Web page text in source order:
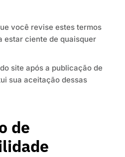
você revise estes termos
estar ciente de quaisquer
site após a publicação de
sua aceitação dessas
de